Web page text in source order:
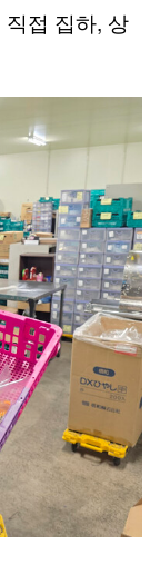
접 집하, 상